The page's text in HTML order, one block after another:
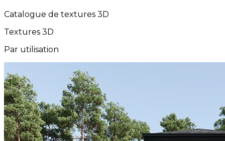
Catalogue de textures 3D
Textures 3D
Par utilisation